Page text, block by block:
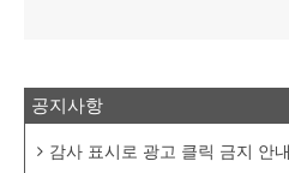
공지사항
감사 표시로 광고 클릭 금지 안내